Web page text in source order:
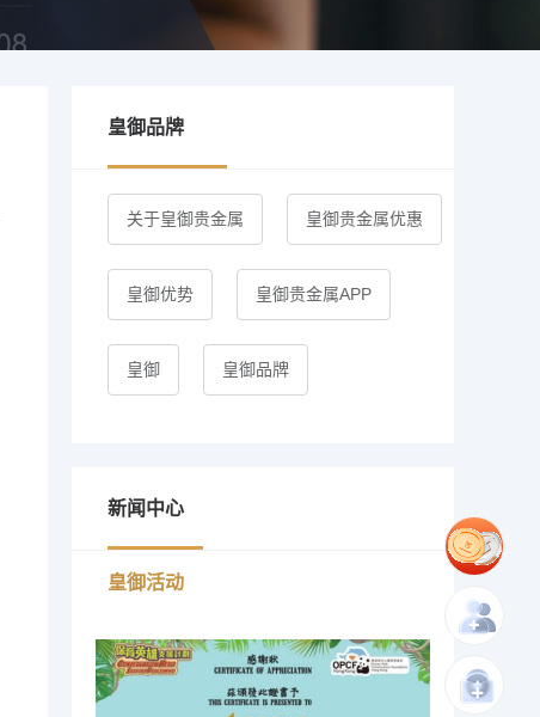
皇御品牌
关于皇御贵金属 皇御贵金属优惠
皇御优势 皇御贵金属APP
皇御 皇御品牌
新闻中心
皇御活动